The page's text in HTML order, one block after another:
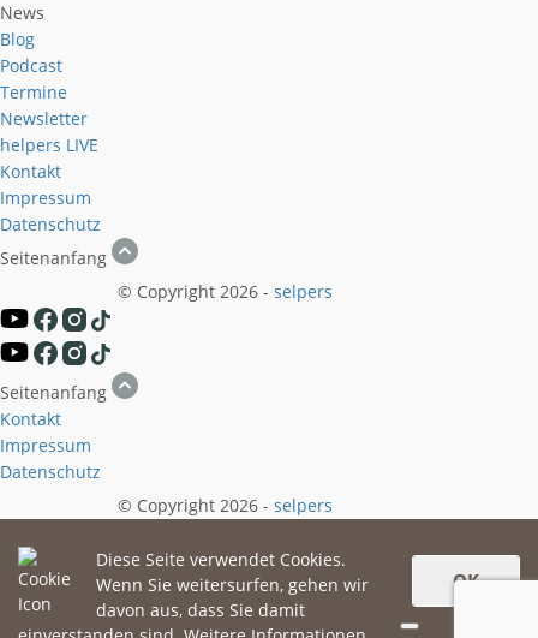
News
Blog
Podcast
Termine
Newsletter
helpers LIVE
Kontakt
Impressum
Datenschutz
Seitenanfang
© Copyright 2026 - selpers
Seitenanfang
Kontakt
Impressum
Datenschutz
© Copyright 2026 - selpers
Diese Seite verwendet Cookies.
Wenn Sie weitersurfen, gehen wir
davon aus, dass Sie damit
OK